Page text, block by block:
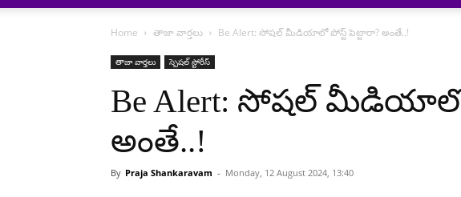
Home తాజా వార్తలు Be Alert: సోషల్ మీడియాలో పోస్ట్ పెట్టారా? అంతే..!
తాజా వార్తలు స్పెషల్ స్టోరీస్
Be Alert: సోషల్ మీడియాలో
అంతే..!
By Praja Shankaravam - Monday, 12 August 2024, 13:40